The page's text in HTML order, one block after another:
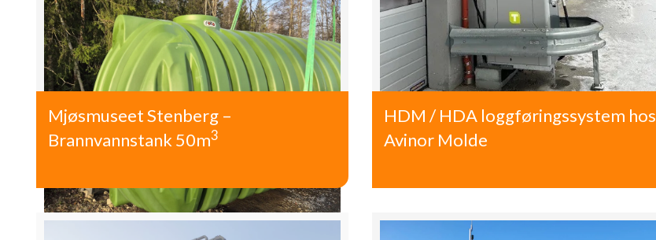
Mjøsmuseet Stenberg –
Brannvannstank 50m3
HDM / HDA loggføringssystem hos
Avinor Molde